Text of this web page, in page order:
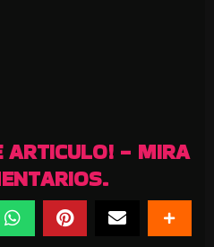
ARTICULO! - MIRA